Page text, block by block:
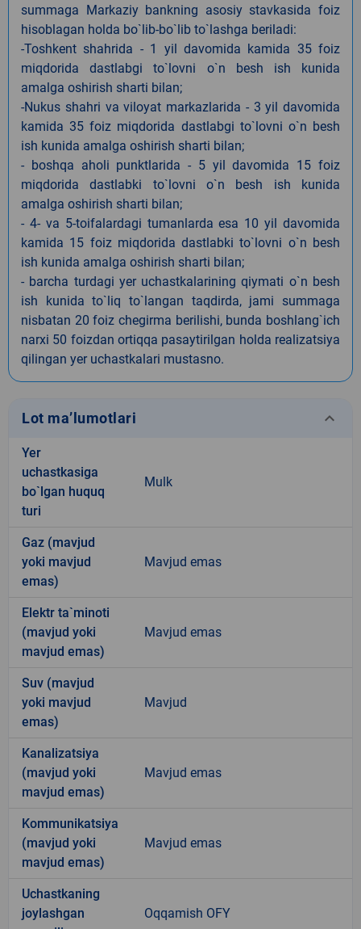
summaga Markaziy bankning asosiy stavkasida foiz
hisoblagan holda bo`lib-bo`lib to`lashga beriladi:
-Toshkent shahrida - 1 yil davomida kamida 35 foiz
miqdorida dastlabgi to`lovni o`n besh ish kunida
amalga oshirish sharti bilan;
-Nukus shahri va viloyat markazlarida - 3 yil davomida
kamida 35 foiz miqdorida dastlabgi to`lovni o`n besh
ish kunida amalga oshirish sharti bilan;
- boshqa aholi punktlarida - 5 yil davomida 15 foiz
miqdorida dastlabki to`lovni o`n besh ish kunida
amalga oshirish sharti bilan;
- 4- va 5-toifalardagi tumanlarda esa 10 yil davomida
kamida 15 foiz miqdorida dastlabki to`lovni o`n besh
ish kunida amalga oshirish sharti bilan;
- barcha turdagi yer uchastkalarining qiymati o`n besh
ish kunida to`liq to`langan taqdirda, jami summaga
nisbatan 20 foiz chegirma berilishi, bunda boshlang`ich
narxi 50 foizdan ortiqqa pasaytirilgan holda realizatsiya
qilingan yer uchastkalari mustasno.
Lot ma’lumotlari keyboard_arrow_down
Yer
uchastkasiga
bo`lgan huquq
turi
Mulk
Gaz (mavjud
yoki mavjud
emas)
Mavjud emas
Elektr ta`minoti
(mavjud yoki
mavjud emas)
Mavjud emas
Suv (mavjud
yoki mavjud
emas)
Mavjud
Kanalizatsiya
(mavjud yoki
mavjud emas)
Mavjud emas
Kommunikatsiya
(mavjud yoki
mavjud emas)
Mavjud emas
Uchastkaning
joylashgan
Oqqamish OFY